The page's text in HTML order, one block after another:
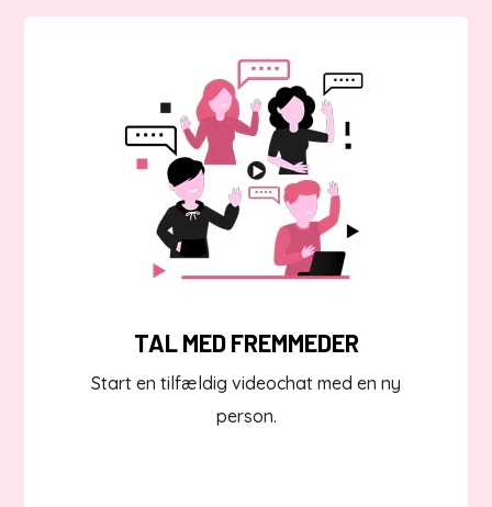
TAL MED FREMMEDER
Start en tilfældig videochat med en ny
person.